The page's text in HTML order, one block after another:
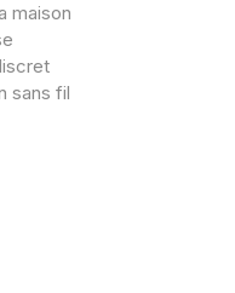
maison
sans fil